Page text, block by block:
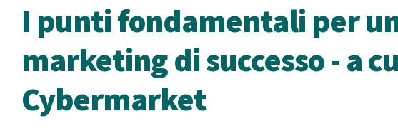
I punti fondamentali per
marketing di successo - a
Cybermarket